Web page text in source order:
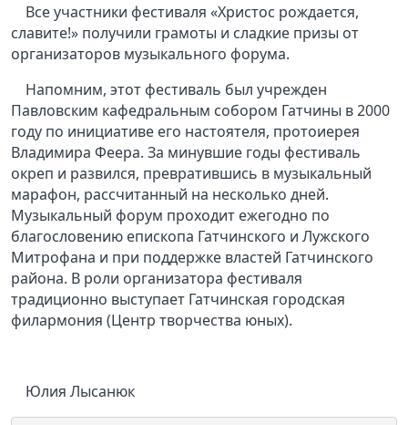
Все участники фестиваля «Христос рождается,
славите!» получили грамоты и сладкие призы от
организаторов музыкального форума.
Напомним, этот фестиваль был учрежден
Павловским кафедральным собором Гатчины в 2000
году по инициативе его настоятеля, протоиерея
Владимира Феера. За минувшие годы фестиваль
окреп и развился, превратившись в музыкальный
марафон, рассчитанный на несколько дней.
Музыкальный форум проходит ежегодно по
благословению епископа Гатчинского и Лужского
Митрофана и при поддержке властей Гатчинского
района. В роли организатора фестиваля
традиционно выступает Гатчинская городская
филармония (Центр творчества юных).
Юлия Лысанюк